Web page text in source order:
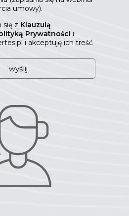
umowy).
się z Klauzulą
Prywatności i
i akceptuję ich treść